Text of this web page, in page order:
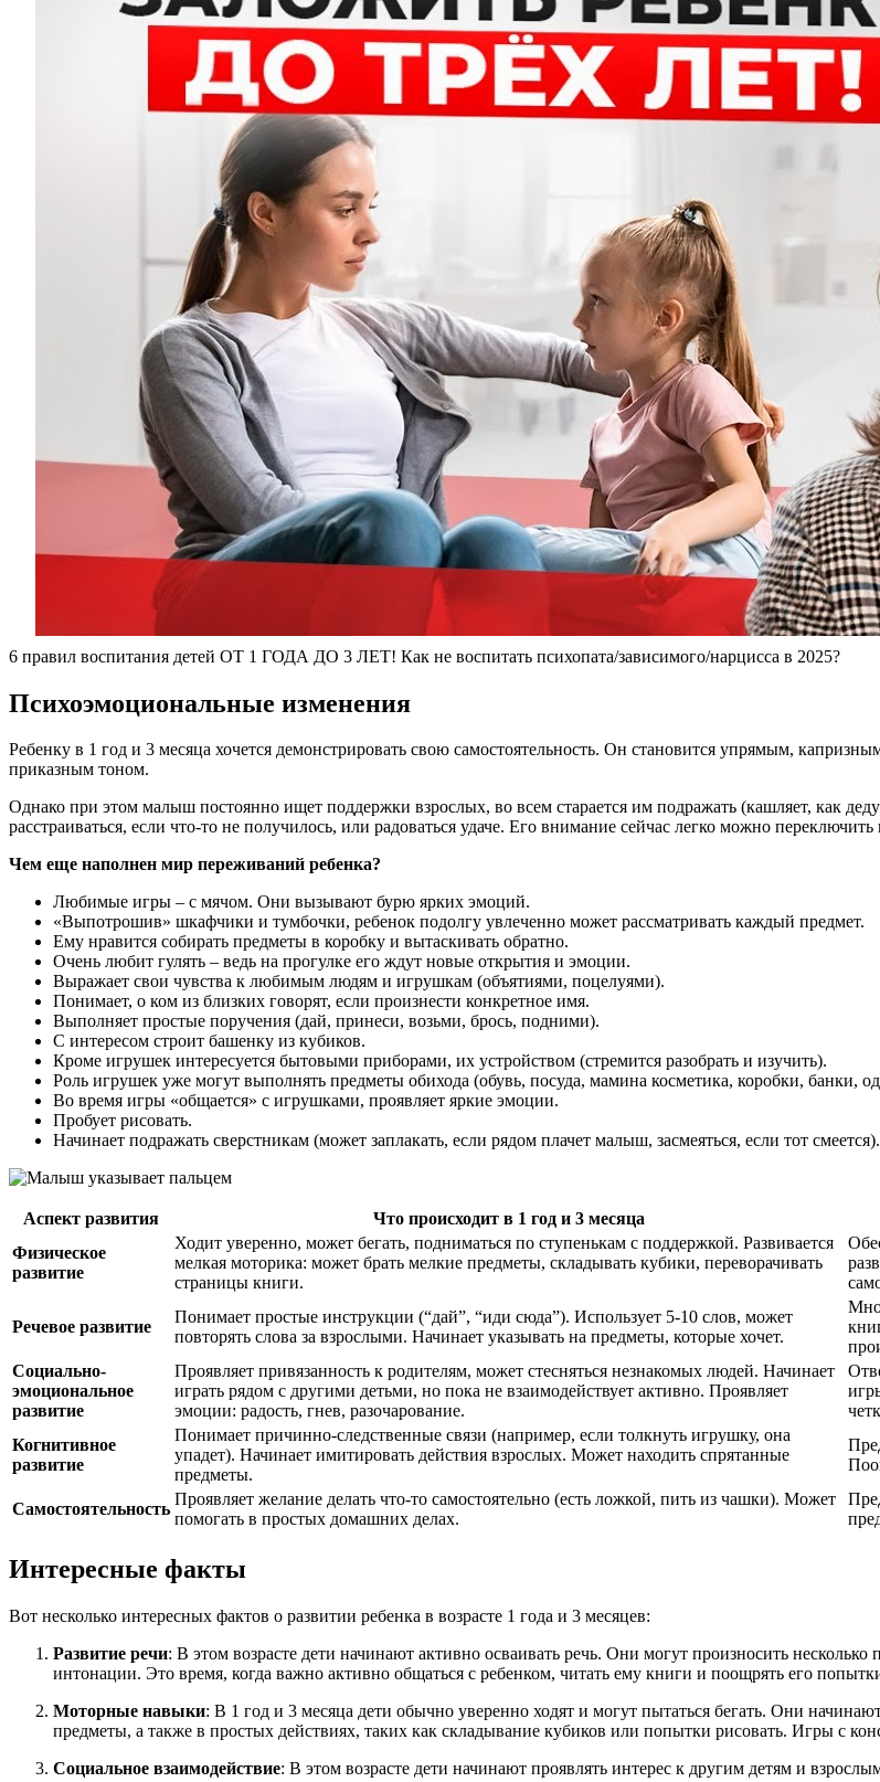
6 правил воспитания детей ОТ 1 ГОДА ДО 3 ЛЕТ! Как не воспитать психопата/зависимого/нарцисса в 2025?
Психоэмоциональные изменения
Ребенку в 1 год и 3 месяца хочется демонстрировать свою самостоятельность. Он становится упрямым,
приказным тоном.
Однако при этом малыш постоянно ищет поддержки взрослых, во всем старается им подражать (кашляет, как
расстраиваться, если что-то не получилось, или радоваться удаче. Его внимание сейчас легко можно
Чем еще наполнен мир переживаний ребенка?
Любимые игры – с мячом. Они вызывают бурю ярких эмоций.
«Выпотрошив» шкафчики и тумбочки, ребенок подолгу увлеченно может рассматривать каждый предмет.
Ему нравится собирать предметы в коробку и вытаскивать обратно.
Очень любит гулять – ведь на прогулке его ждут новые открытия и эмоции.
Выражает свои чувства к любимым людям и игрушкам (объятиями, поцелуями).
Понимает, о ком из близких говорят, если произнести конкретное имя.
Выполняет простые поручения (дай, принеси, возьми, брось, подними).
С интересом строит башенку из кубиков.
Кроме игрушек интересуется бытовыми приборами, их устройством (стремится разобрать и изучить).
Роль игрушек уже могут выполнять предметы обихода (обувь, посуда, мамина косметика, коробки, банки,
Во время игры «общается» с игрушками, проявляет яркие эмоции.
Пробует рисовать.
Начинает подражать сверстникам (может заплакать, если рядом плачет малыш, засмеяться, если тот смеется).
Аспект развития Что происходит в 1 год и 3 месяца
Физическое
развитие
Ходит уверенно, может бегать, подниматься по ступенькам с поддержкой. Развивается
мелкая моторика: может брать мелкие предметы, складывать кубики, переворачивать
страницы книги.
Речевое развитие
Понимает простые инструкции (“дай”, “иди сюда”). Использует 5-10 слов, может
повторять слова за взрослыми. Начинает указывать на предметы, которые хочет.
Социально-
эмоциональное
развитие
Проявляет привязанность к родителям, может стесняться незнакомых людей. Начинает
играть рядом с другими детьми, но пока не взаимодействует активно. Проявляет
эмоции: радость, гнев, разочарование.
Когнитивное
развитие
Понимает причинно-следственные связи (например, если толкнуть игрушку, она
упадет). Начинает имитировать действия взрослых. Может находить спрятанные
предметы.
Самостоятельность
Проявляет желание делать что-то самостоятельно (есть ложкой, пить из чашки). Может
помогать в простых домашних делах.
Интересные факты
Вот несколько интересных фактов о развитии ребенка в возрасте 1 года и 3 месяцев:
Развитие речи: В этом возрасте дети начинают активно осваивать речь. Они могут произносить
интонации. Это время, когда важно активно общаться с ребенком, читать ему книги и поощрять его
Моторные навыки: В 1 год и 3 месяца дети обычно уверенно ходят и могут пытаться бегать. Они
предметы, а также в простых действиях, таких как складывание кубиков или попытки рисовать. Игры с
Социальное взаимодействие: В этом возрасте дети начинают проявлять интерес к другим детям и